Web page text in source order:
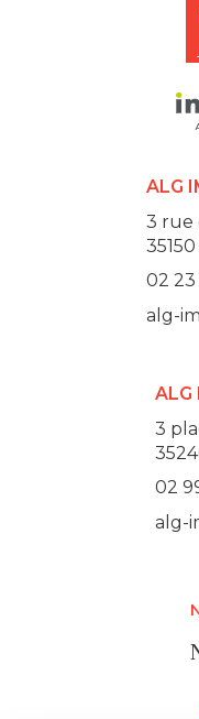
ALG
3 rue
35150
02 23
alg-
ALG
3
02
alg-